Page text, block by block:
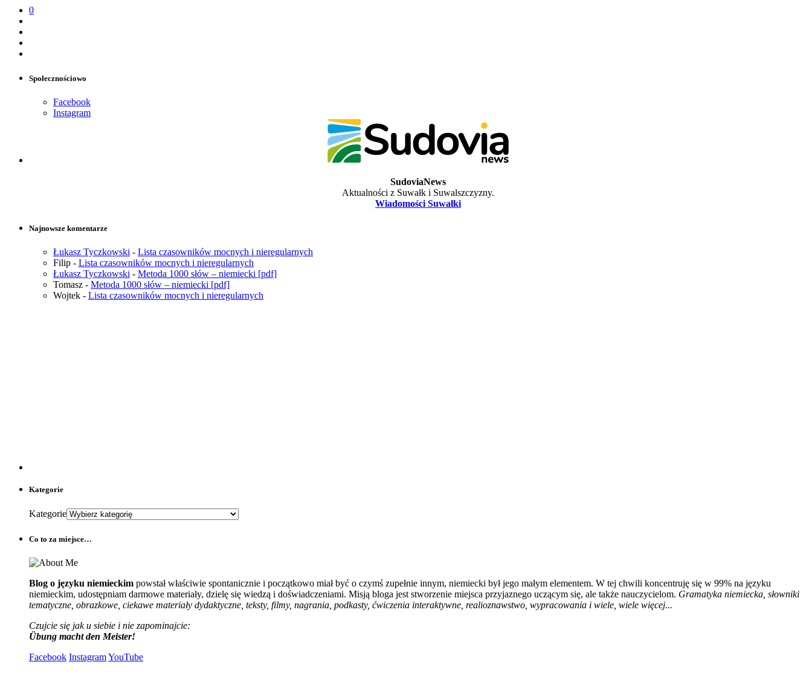
0
Społecznościowo
Facebook
Instagram
SudoviaNews
Aktualności z Suwałk i Suwalszczyzny.
Wiadomości Suwałki
Najnowsze komentarze
Łukasz Tyczkowski - Lista czasowników mocnych i nieregularnych
Filip - Lista czasowników mocnych i nieregularnych
Łukasz Tyczkowski - Metoda 1000 słów – niemiecki [pdf]
Tomasz - Metoda 1000 słów – niemiecki [pdf]
Wojtek - Lista czasowników mocnych i nieregularnych
Kategorie
Kategorie
Co to za miejsce…
Blog o języku niemieckim powstał właściwie spontanicznie i początkowo miał być o czymś zupełnie innym, niemiecki był jego małym elementem. W tej chwili koncentruję się w 99% na języku
niemieckim, udostępniam darmowe materiały, dzielę się wiedzą i doświadczeniami. Misją bloga jest stworzenie miejsca przyjaznego uczącym się, ale także nauczycielom. Gramatyka niemiecka, słowniki
tematyczne, obrazkowe, ciekawe materiały dydaktyczne, teksty, filmy, nagrania, podkasty, ćwiczenia interaktywne, realioznawstwo, wypracowania i wiele, wiele więcej...
Czujcie się jak u siebie i nie zapominajcie:
Übung macht den Meister!
Facebook InstagramYouTube